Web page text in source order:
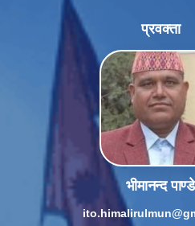
प्रवक्ता
भीमानन्द पाण्डे